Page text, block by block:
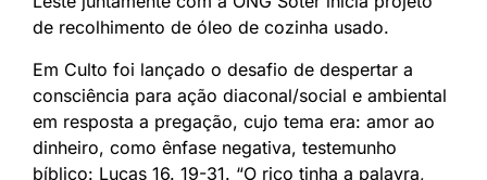
de recolhimento de óleo de cozinha usado.
Em Culto foi lançado o desafio de despertar a
consciência para ação diaconal/social e ambiental
em resposta a pregação, cujo tema era: amor ao
dinheiro, como ênfase negativa, testemunho
bíblico: Lucas 16. 19-31. “O rico tinha a palavra,